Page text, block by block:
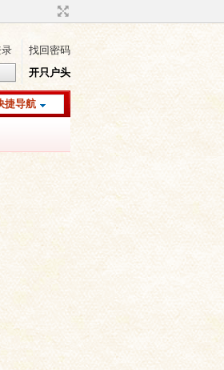
找回密码
开只户头
捷导航